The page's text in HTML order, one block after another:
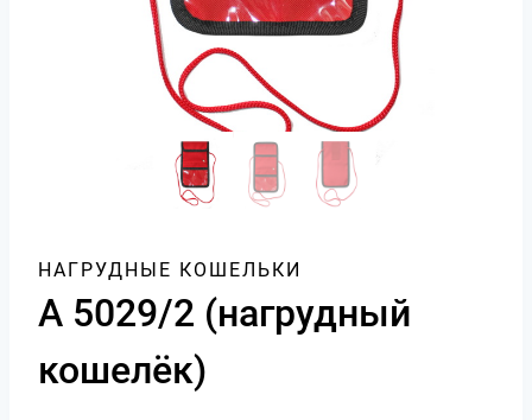
НАГРУДНЫЕ КОШЕЛЬКИ
А 5029/2 (нагрудный
кошелёк)